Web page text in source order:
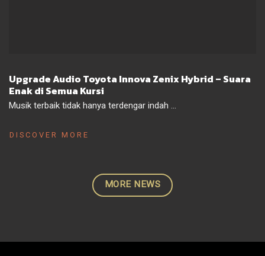
Upgrade Audio Toyota Innova Zenix Hybrid – Suara
Enak di Semua Kursi
Musik terbaik tidak hanya terdengar indah ...
DISCOVER MORE
MORE NEWS